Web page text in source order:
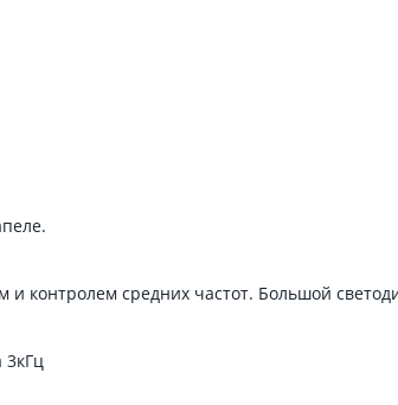
контролем средних частот. Большой